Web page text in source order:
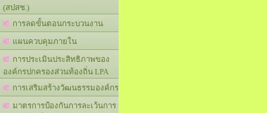
(สปสช.)
การลดขั้นตอนกระบวนงาน
แผนควบคุมภายใน
การประเมินประสิทธิภาพของ
องค์กรปกครองส่วนท้องถิ่น LPA
การเสริมสร้างวัฒนธรรมองค์กร
มาตรการป้องกันการละเว้นการ